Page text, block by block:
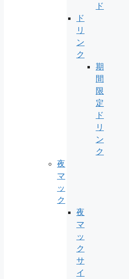
ド
ド
リ
ン
ク
期
間
限
定
ド
リ
ン
ク
夜
マ
ッ
ク
夜
マ
ッ
ク
サ
イ